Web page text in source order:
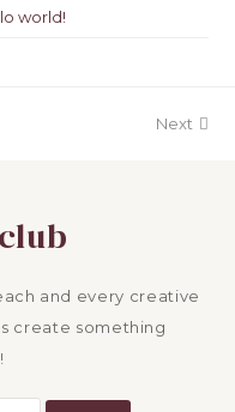
world!
Next
and every creative
create something